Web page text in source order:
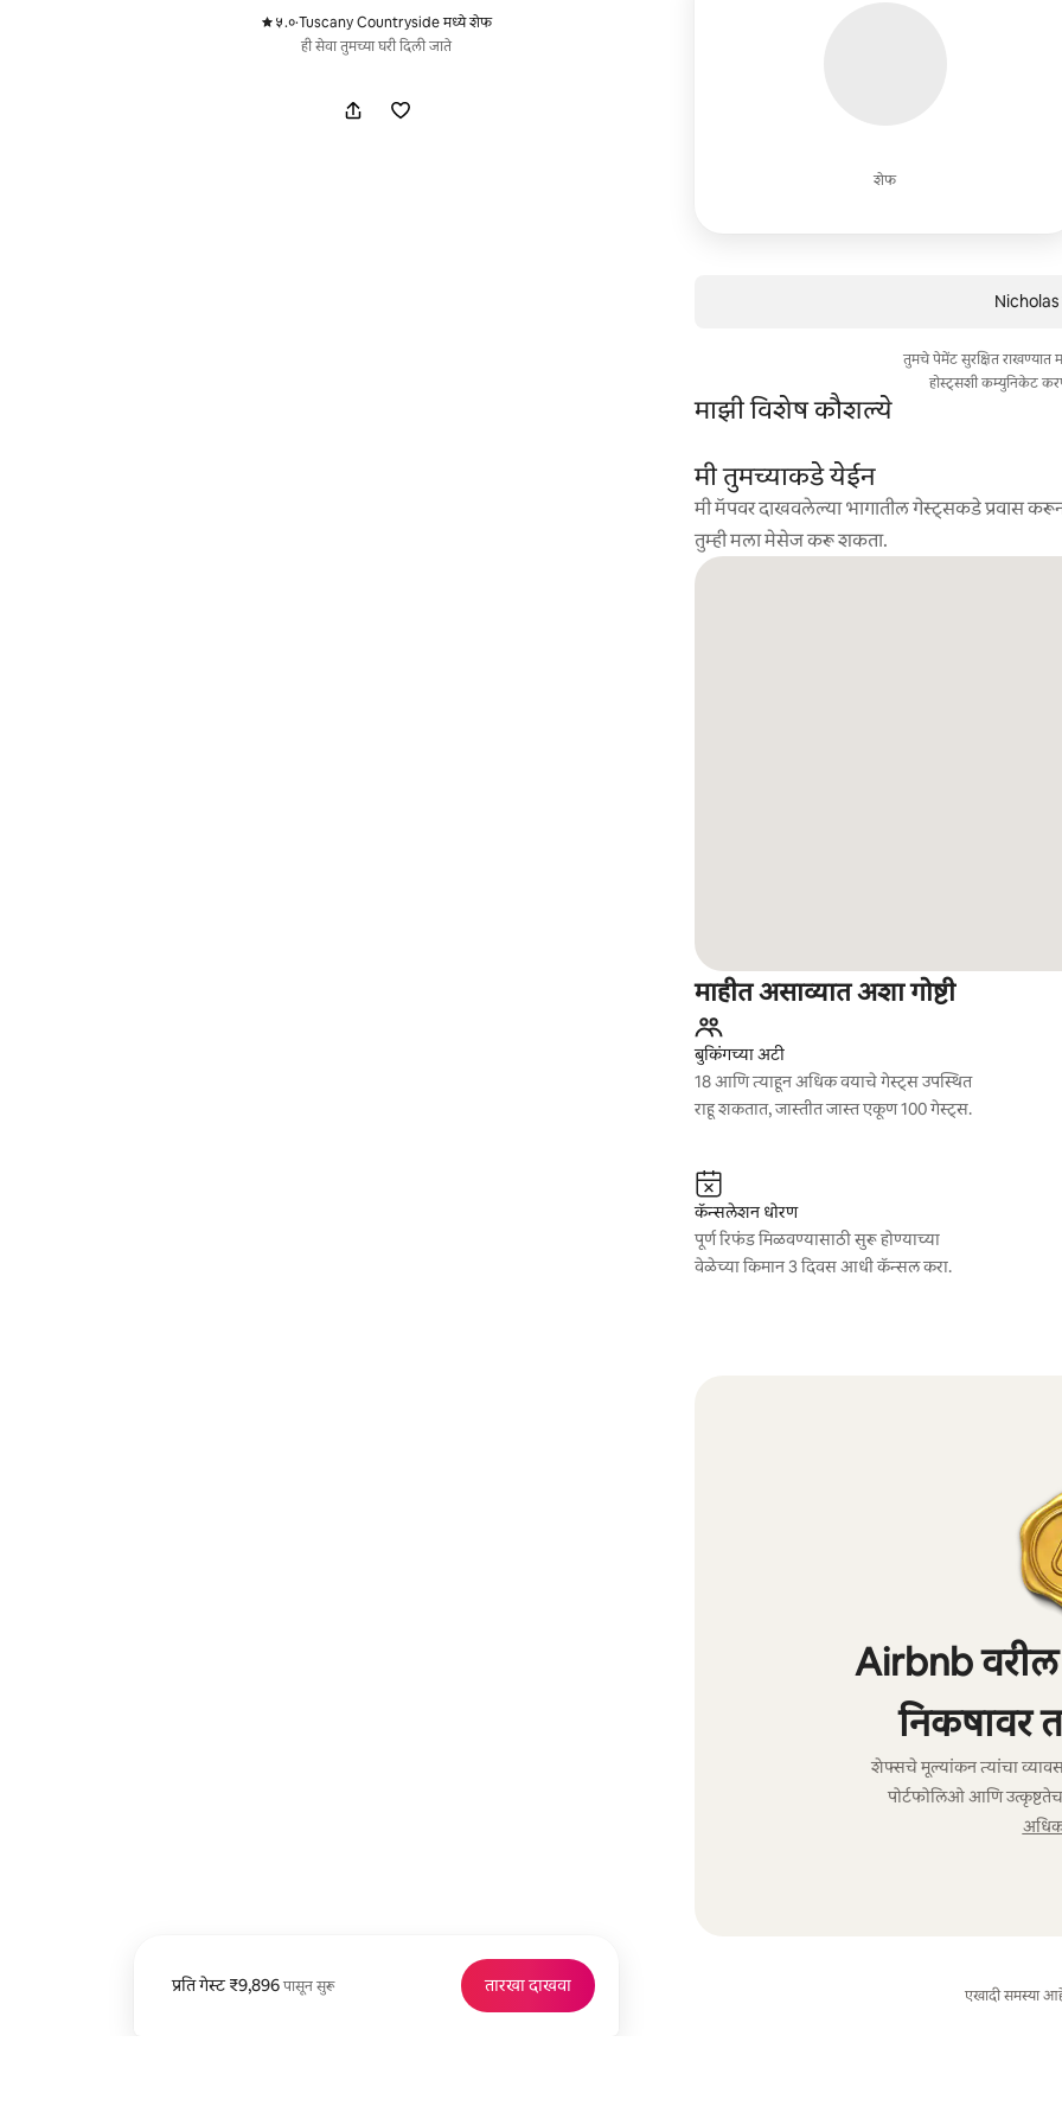
५.०
,
·Tuscany Countryside मध्ये शेफ
ही सेवा तुमच्या घरी दिली जाते
प्रति गेस्ट ₹9,896 पासून सुरू
प्रति गेस्ट ₹9,896 पासून तारखा दाखवा
शेफ
Nicholas
तुमचे पेमेंट सुरक्षित
होस्ट्सशी कम्युनिकेट
माझी विशेष कौशल्ये
मी तुमच्याकडे येईन
मी मॅपवर दाखवलेल्या भागातील गेस्ट्सकडे प्रवास
तुम्ही मला मेसेज करू शकता.
माहीत असाव्यात अशा गोष्टी
बुकिंगच्या अटी
18 आणि त्याहून अधिक वयाचे गेस्ट्स उपस्थित
राहू शकतात, जास्तीत जास्त एकूण 100 गेस्ट्स.
कॅन्सलेशन धोरण
पूर्ण रिफंड मिळवण्यासाठी सुरू होण्याच्या
वेळेच्या किमान 3 दिवस आधी कॅन्सल करा.
Airbnb
निकषावर
शेफ्सचे मूल्यांकन त्यांचा
पोर्टफोलिओ आणि
एखादी समस्या